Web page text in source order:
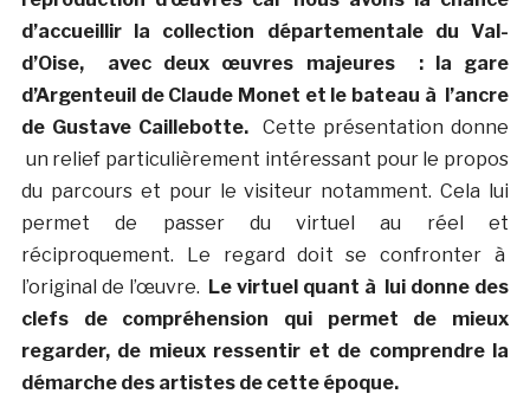
d’accueillir la collection départementale du Val-
d’Oise, avec deux œuvres majeures : la gare
d’Argenteuil de Claude Monet et le bateau à l’ancre
de Gustave Caillebotte.
Cette présentation donne
un relief particulièrement intéressant pour le propos
du parcours et pour le visiteur notamment. Cela lui
permet de passer du virtuel au réel et
réciproquement. Le regard doit se confronter à
l’original de l’œuvre. Le virtuel quant à lui donne des
clefs de compréhension qui permet de mieux
regarder, de mieux ressentir et de comprendre la
démarche des artistes de cette époque.